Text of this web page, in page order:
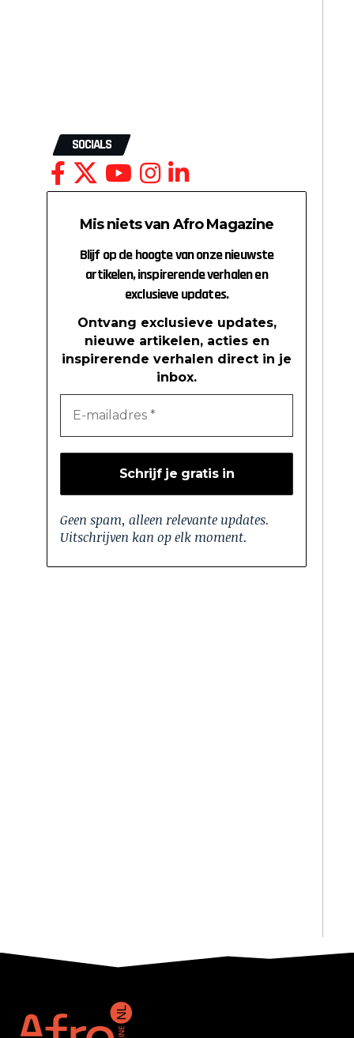
SOCIALS
Mis niets van Afro Magazine
Blijf op de hoogte van onze nieuwste
artikelen, inspirerende verhalen en
exclusieve updates.
Ontvang exclusieve updates,
nieuwe artikelen, acties en
inspirerende verhalen direct in je
inbox.
Geen spam, alleen relevante updates.
Uitschrijven kan op elk moment.